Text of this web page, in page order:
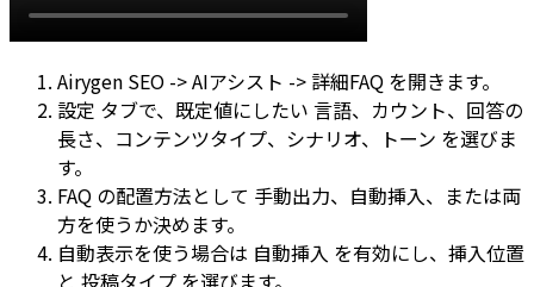
Airygen SEO -> AIアシスト -> 詳細FAQ を開きます。
設定 タブで、既定値にしたい 言語、 カウント、 回答の
長さ、 コンテンツタイプ、 シナリオ、 トーン を選びま
す。
FAQ の配置方法として 手動出力、 自動挿入、または両
方を使うか決めます。
自動表示を使う場合は 自動挿入 を有効にし、 挿入位置
と 投稿タイプ を選びます。